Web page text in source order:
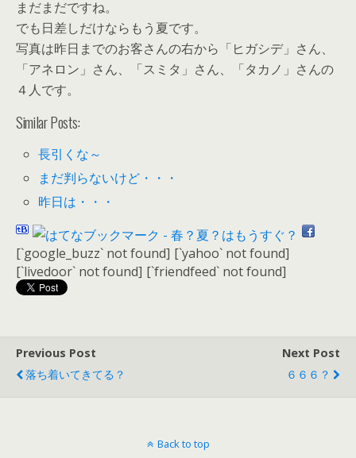
まだまだですね。
でも日差しだけならもう夏です。
写真は昨日までのお客さんの右から「ヒガシデ」さん、
「アネロン」さん、「スミタ」さん、「タカノ」さんの
４人です。
Similar Posts:
長引くな～
まだ判らないけど・・・
昨日は・・・
[`google_buzz` not found] [`yahoo` not found]
[`livedoor` not found] [`friendfeed` not found]
Previous Post
落ち着いてきてる？
Next Post
６６６？
Back to top